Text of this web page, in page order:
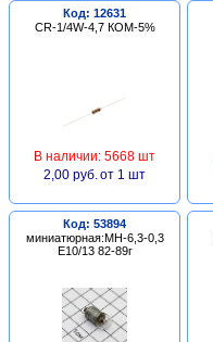
Код: 12631
CR-1/4W-4,7 КОМ-5%
В наличии: 5668 шт
2,00 руб. от 1 шт
Код: 53894
миниатюрная:МН-6,3-0,3
Е10/13 82-89г